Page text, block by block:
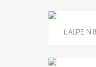
L ALPE N